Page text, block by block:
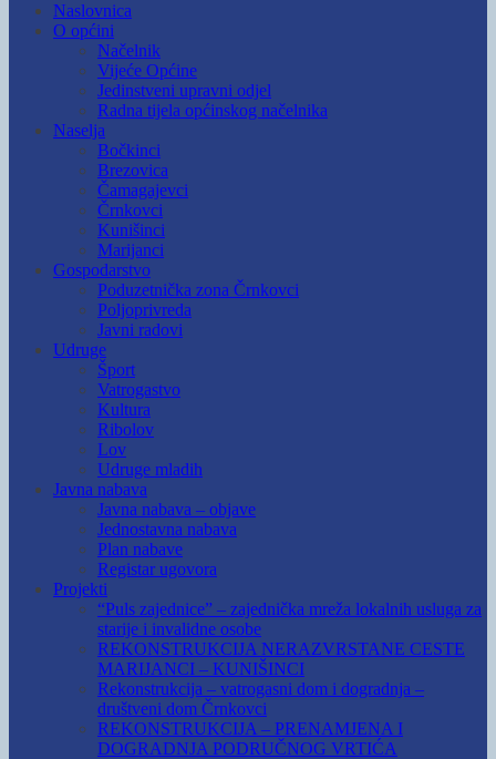
Naslovnica
O općini
Načelnik
Vijeće Općine
Jedinstveni upravni odjel
Radna tijela općinskog načelnika
Naselja
Bočkinci
Brezovica
Čamagajevci
Črnkovci
Kunišinci
Marijanci
Gospodarstvo
Poduzetnička zona Črnkovci
Poljoprivreda
Javni radovi
Udruge
Šport
Vatrogastvo
Kultura
Ribolov
Lov
Udruge mladih
Javna nabava
Javna nabava – objave
Jednostavna nabava
Plan nabave
Registar ugovora
Projekti
“Puls zajednice” – zajednička mreža lokalnih usluga za
starije i invalidne osobe
REKONSTRUKCIJA NERAZVRSTANE CESTE
MARIJANCI – KUNIŠINCI
Rekonstrukcija – vatrogasni dom i dogradnja –
društveni dom Črnkovci
REKONSTRUKCIJA – PRENAMJENA I
DOGRADNJA PODRUČNOG VRTIĆA